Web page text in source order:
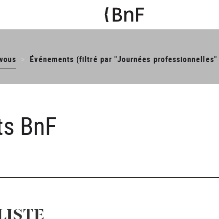
Événements (filtré par "Journées
BnF